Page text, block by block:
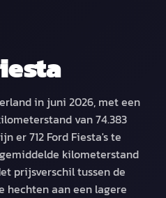
in juni 2026, met een
van 74.383
er 712 Ford Fiesta's te
gemiddelde kilometerstand
prijsverschil tussen de
hechten aan een lagere